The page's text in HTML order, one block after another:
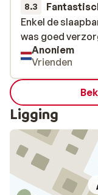
8.3
Enkel de
was goed
Enkel de
was goed
Anoniem
Vrienden
Ligging